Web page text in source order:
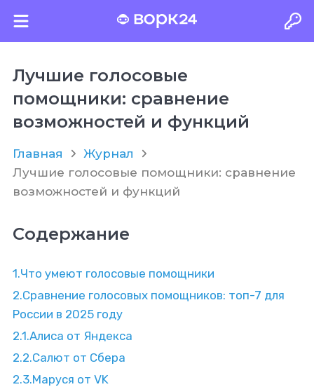
Лучшие голосовые
помощники: сравнение
возможностей и функций
Главная
Журнал
Лучшие голосовые помощники: сравнение
возможностей и функций
Содержание
1.Что умеют голосовые помощники
2.Сравнение голосовых помощников: топ-7 для
России в 2025 году
2.1.Алиса от Яндекса
2.2.Салют от Сбера
2.3.Маруся от VK